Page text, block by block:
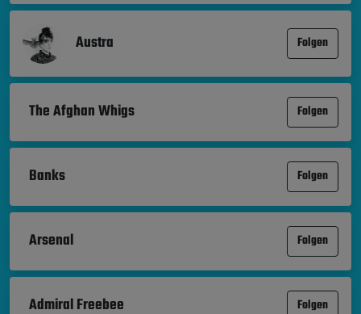
Austra Folgen
The Afghan Whigs Folgen
Banks Folgen
Arsenal Folgen
Admiral Freebee Folgen